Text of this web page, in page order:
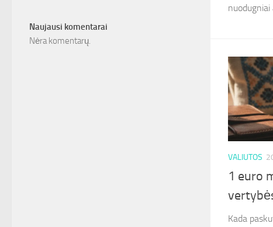
nuodugniai
VALIUTOS
1 euro
Kada
Naujausi komentarai
Nėra komentarų.